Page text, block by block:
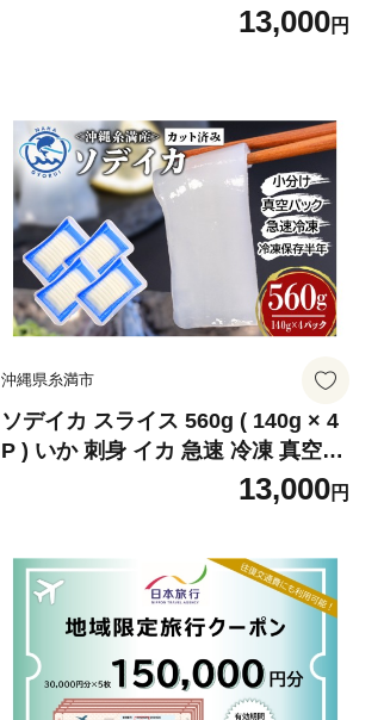
13,000円
沖縄県糸満市
ソデイカ スライス 560g ( 140g × 4
P ) いか 刺身 イカ 急速 冷凍 真空パ
ック 小分け カット済み イカ刺し 訳
あり 訳アリ 簡易包装 いか刺身 お徳
産地直送 冷凍保存 半年 長期保存 沖
縄県 糸満市 那覇魚類
13,000円